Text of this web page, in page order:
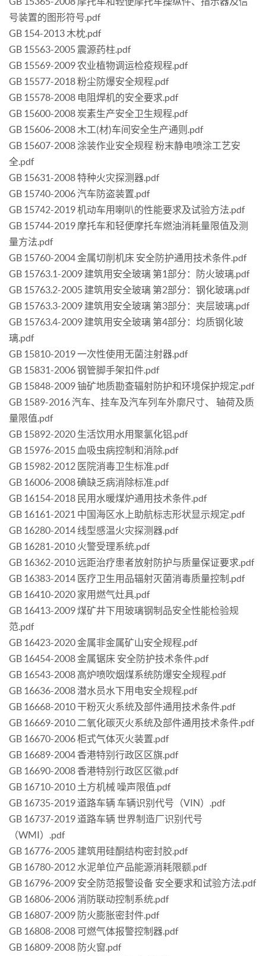
号装置的图形符号.pdf
GB 154-2013 木枕.pdf
GB 15563-2005 震源药柱.pdf
GB 15569-2009 农业植物调运检疫规程.pdf
GB 15577-2018 粉尘防爆安全规程.pdf
GB 15578-2008 电阻焊机的安全要求.pdf
GB 15600-2008 炭素生产安全卫生规程.pdf
GB 15606-2008 木工(材)车间安全生产通则.pdf
GB 15607-2008 涂装作业安全规程 粉末静电喷涂工艺安
全.pdf
GB 15631-2008 特种火灾探测器.pdf
GB 15740-2006 汽车防盗装置.pdf
GB 15742-2019 机动车用喇叭的性能要求及试验方法.pdf
GB 15744-2019 摩托车和轻便摩托车燃油消耗量限值及测
量方法.pdf
GB 15760-2004 金属切削机床 安全防护通用技术条件.pdf
GB 15763.1-2009 建筑用安全玻璃 第1部分：防火玻璃.pdf
GB 15763.2-2005 建筑用安全玻璃 第2部分：钢化玻璃.pdf
GB 15763.3-2009 建筑用安全玻璃 第3部分：夹层玻璃.pdf
GB 15763.4-2009 建筑用安全玻璃 第4部分：均质钢化玻
璃.pdf
GB 15810-2019 一次性使用无菌注射器.pdf
GB 15831-2006 钢管脚手架扣件.pdf
GB 15848-2009 铀矿地质勘查辐射防护和环境保护规定.pdf
GB 1589-2016 汽车、挂车及汽车列车外廓尺寸、 轴荷及质
量限值.pdf
GB 15892-2020 生活饮用水用聚氯化铝.pdf
GB 15976-2015 血吸虫病控制和消除.pdf
GB 15982-2012 医院消毒卫生标准.pdf
GB 16006-2008 碘缺乏病消除标准.pdf
GB 16154-2018 民用水暖煤炉通用技术条件.pdf
GB 16161-2021 中国海区水上助航标志形状显示规定.pdf
GB 16280-2014 线型感温火灾探测器.pdf
GB 16281-2010 火警受理系统.pdf
GB 16362-2010 远距治疗患者放射防护与质量保证要求.pdf
GB 16383-2014 医疗卫生用品辐射灭菌消毒质量控制.pdf
GB 16410-2020 家用燃气灶具.pdf
GB 16413-2009 煤矿井下用玻璃钢制品安全性能检验规
范.pdf
GB 16423-2020 金属非金属矿山安全规程.pdf
GB 16454-2008 金属锯床 安全防护技术条件.pdf
GB 16543-2008 高炉喷吹烟煤系统防爆安全规程.pdf
GB 16636-2008 潜水员水下用电安全规程.pdf
GB 16668-2010 干粉灭火系统及部件通用技术条件.pdf
GB 16669-2010 二氧化碳灭火系统及部件通用技术条件.pdf
GB 16670-2006 柜式气体灭火装置.pdf
GB 16689-2004 香港特别行政区区旗.pdf
GB 16690-2008 香港特别行政区区徽.pdf
GB 16710-2010 土方机械 噪声限值.pdf
GB 16735-2019 道路车辆 车辆识别代号（VIN）.pdf
GB 16737-2019 道路车辆 世界制造厂识别代号
（WMI）.pdf
GB 16776-2005 建筑用硅酮结构密封胶.pdf
GB 16780-2012 水泥单位产品能源消耗限额.pdf
GB 16796-2009 安全防范报警设备 安全要求和试验方法.pdf
GB 16806-2006 消防联动控制系统.pdf
GB 16807-2009 防火膨胀密封件.pdf
GB 16808-2008 可燃气体报警控制器.pdf
GB 16809-2008 防火窗.pdf